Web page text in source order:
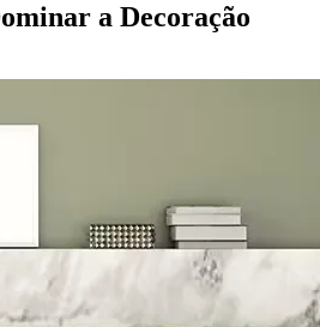
a Decoração